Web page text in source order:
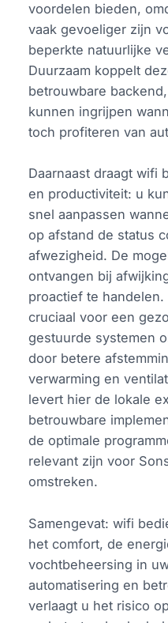
voordelen bieden,
vaak gevoeliger zijn
beperkte natuurlijke
Duurzaam koppelt
betrouwbare
kunnen ingrijpen
toch profiteren van
Daarnaast draagt wifi
en productiviteit: u
snel aanpassen
op afstand de status
afwezigheid. De
ontvangen bij
proactief te
cruciaal voor een
gestuurde systemen
door betere
verwarming en
levert hier de lokale
betrouwbare
de optimale
relevant zijn voor
omstreken.
Samengevat: wifi
het comfort, de
vochtbeheersing in
automatisering en
verlaagt u het risico